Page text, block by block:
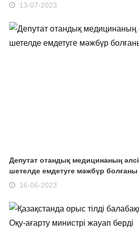
13-07-2023
Депутат отандық медицинаның
шетелде емдетуге мәжбүр болғаны
16-06-2023